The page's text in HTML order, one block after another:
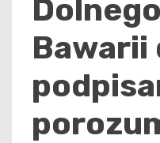
Bawarii